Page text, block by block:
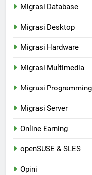
Migrasi Database
Migrasi Desktop
Migrasi Hardware
Migrasi Multimedia
Migrasi Programming
Migrasi Server
Online Earning
openSUSE & SLES
Opini